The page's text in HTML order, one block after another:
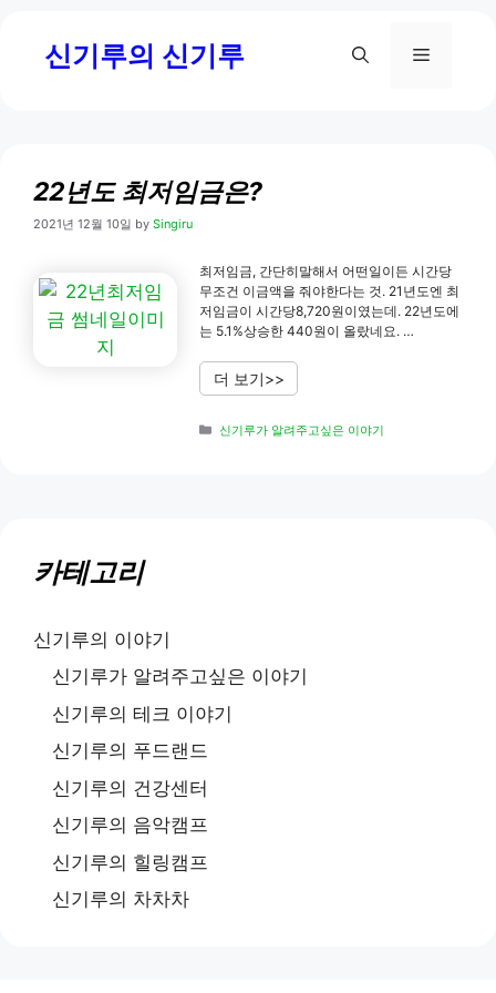
신기루의 신기루 Menu
22년도 최저임금은?
2021년 12월 10일 by Singiru
최저임금, 간단히말해서 어떤일이든 시간당
무조건 이금액을 줘야한다는 것. 21년도엔 최
저임금이 시간당8,720원이였는데. 22년도에
는 5.1%상승한 440원이 올랐네요. …
더 보기>>
Categories
신기루가 알려주고싶은 이야기
카테고리
신기루의 이야기
신기루가 알려주고싶은 이야기
신기루의 테크 이야기
신기루의 푸드랜드
신기루의 건강센터
신기루의 음악캠프
신기루의 힐링캠프
신기루의 차차차